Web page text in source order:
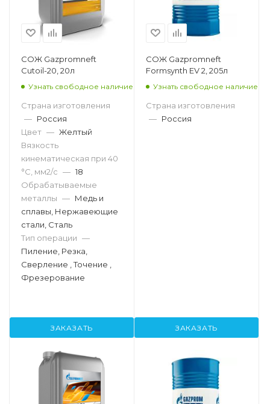
СОЖ Gazpromneft
Cutoil-20, 20л
Узнать свободное наличие
Страна изготовления
— Россия
Цвет — Желтый
Вязкость
кинематическая при 40
°С, мм2/с — 18
Обрабатываемые
металлы — Медь и
сплавы, Нержавеющие
стали, Сталь
Тип операции —
Пиление, Резка,
Сверление , Точение ,
Фрезерование
ЗАКАЗАТЬ
СОЖ Gazpromneft
Formsynth EV 2, 205л
Узнать свободное наличие
Страна изготовления
— Россия
ЗАКАЗАТЬ